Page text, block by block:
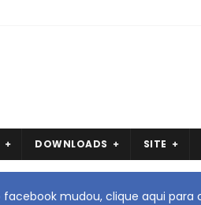
DOWNLOADS SITE
facebook mudou, clique aqui para